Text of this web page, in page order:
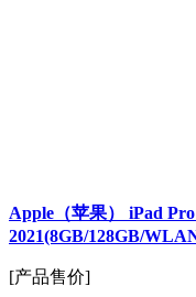
Apple（苹果） iPad
2021(8GB/128GB/
[产品售价]